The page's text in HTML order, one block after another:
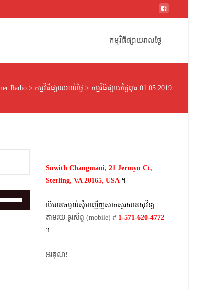
កម្មវិធីផ្សាយរាល់ថ្ងៃ
Radio > កម្មវិធីផ្សាយរាល់ថ្ងៃ > កម្មវិធីផ្សាយថ្ងៃពុធ 01.05.2019
Suwith Changmani, 21 Jermyn Ct,
Sterling, VA 20165, USA ។​
បើមានចម្ងល់​សុំអញ្ជើញសាកសួរសានសុវិទ្យ
តាមរយៈទូរស័ព្ទ​ (mobile)​ # 1-571-620-4772​
។
អរគុណ!